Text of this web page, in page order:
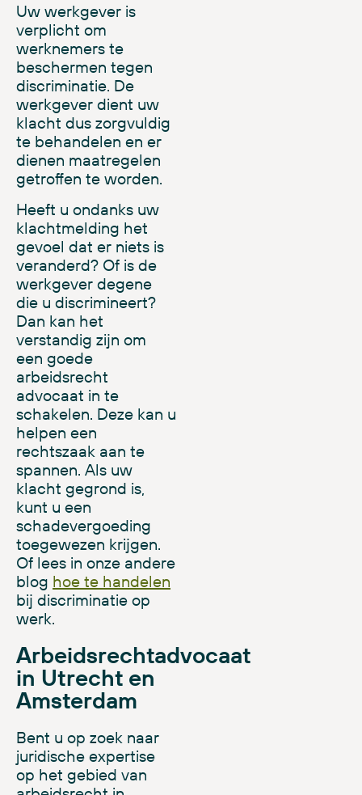
Uw werkgever is
verplicht om
werknemers te
beschermen tegen
discriminatie. De
werkgever dient uw
klacht dus zorgvuldig
te behandelen en er
dienen maatregelen
getroffen te worden.
Heeft u ondanks uw
klachtmelding het
gevoel dat er niets is
veranderd? Of is de
werkgever degene
die u discrimineert?
Dan kan het
verstandig zijn om
een goede
arbeidsrecht
advocaat in te
schakelen. Deze kan u
helpen een
rechtszaak aan te
spannen. Als uw
klacht gegrond is,
kunt u een
schadevergoeding
toegewezen krijgen.
Of lees in onze andere
blog hoe te handelen
bij discriminatie op
werk.
Arbeidsrechtadvocaat
in Utrecht en
Amsterdam
Bent u op zoek naar
juridische expertise
op het gebied van